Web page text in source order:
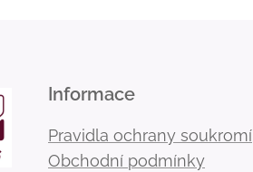
Informace
Pravidla ochrany soukromí
Obchodní podmínky